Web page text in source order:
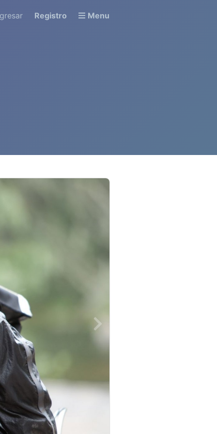
Registro Menu